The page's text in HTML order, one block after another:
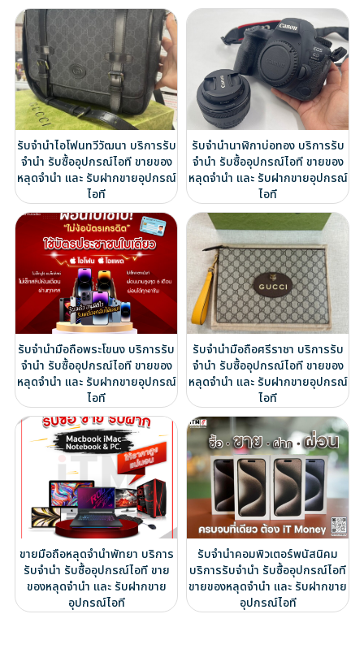
รับจำนำไอโฟนทวีวัฒนา บริการรับ
จำนำ รับซื้ออุปกรณ์ไอที ขายของ
หลุดจำนำ และ รับฝากขายอุปกรณ์
ไอที
รับจำนำนาฬิกาบ่อทอง บริการรับ
จำนำ รับซื้ออุปกรณ์ไอที ขายของ
หลุดจำนำ และ รับฝากขายอุปกรณ์
ไอที
รับจำนำมือถือพระโขนง บริการรับ
จำนำ รับซื้ออุปกรณ์ไอที ขายของ
หลุดจำนำ และ รับฝากขายอุปกรณ์
ไอที
รับจำนำมือถือศรีราชา บริการรับ
จำนำ รับซื้ออุปกรณ์ไอที ขายของ
หลุดจำนำ และ รับฝากขายอุปกรณ์
ไอที
ขายมือถือหลุดจำนำพัทยา บริการ
รับจำนำ รับซื้ออุปกรณ์ไอที ขาย
ของหลุดจำนำ และ รับฝากขาย
อุปกรณ์ไอที
รับจำนำคอมพิวเตอร์พนัสนิคม
บริการรับจำนำ รับซื้ออุปกรณ์ไอที
ขายของหลุดจำนำ และ รับฝากขาย
อุปกรณ์ไอที